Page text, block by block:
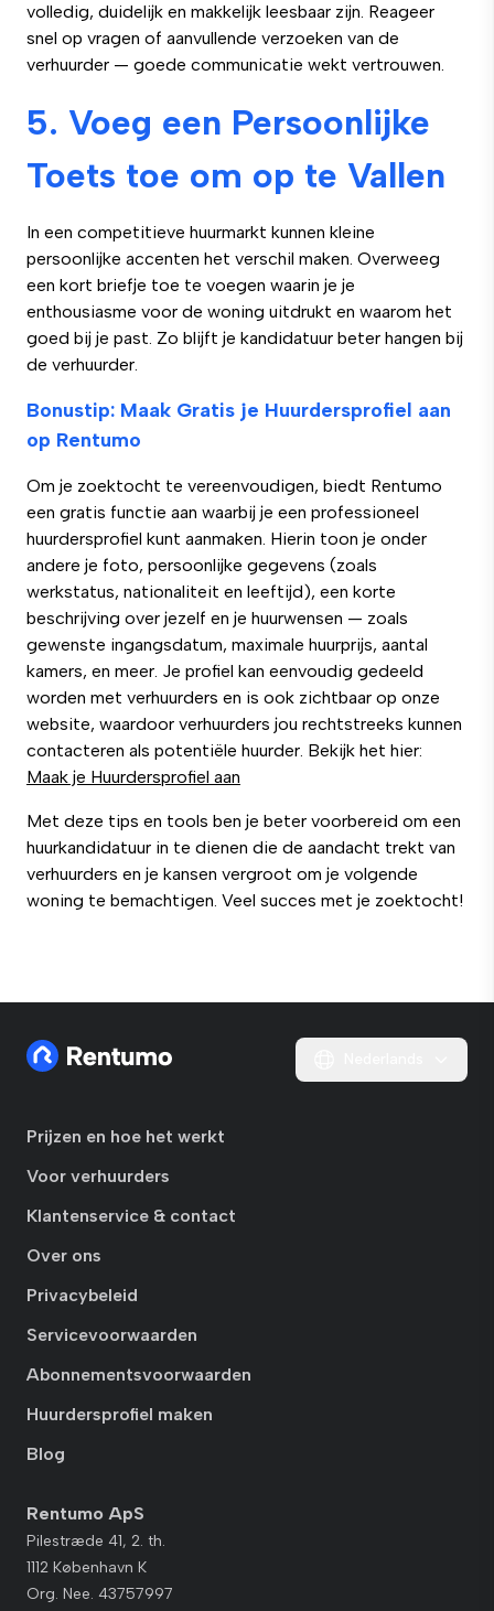
volledig, duidelijk en makkelijk leesbaar zijn. Reageer
snel op vragen of aanvullende verzoeken van de
verhuurder — goede communicatie wekt vertrouwen.
5. Voeg een Persoonlijke
Toets toe om op te Vallen
In een competitieve huurmarkt kunnen kleine
persoonlijke accenten het verschil maken. Overweeg
een kort briefje toe te voegen waarin je je
enthousiasme voor de woning uitdrukt en waarom het
goed bij je past. Zo blijft je kandidatuur beter hangen bij
de verhuurder.
Bonustip: Maak Gratis je Huurdersprofiel aan
op Rentumo
Om je zoektocht te vereenvoudigen, biedt Rentumo
een gratis functie aan waarbij je een professioneel
huurdersprofiel kunt aanmaken. Hierin toon je onder
andere je foto, persoonlijke gegevens (zoals
werkstatus, nationaliteit en leeftijd), een korte
beschrijving over jezelf en je huurwensen — zoals
gewenste ingangsdatum, maximale huurprijs, aantal
kamers, en meer. Je profiel kan eenvoudig gedeeld
worden met verhuurders en is ook zichtbaar op onze
website, waardoor verhuurders jou rechtstreeks kunnen
contacteren als potentiële huurder. Bekijk het hier:
Maak je Huurdersprofiel aan
Met deze tips en tools ben je beter voorbereid om een
huurkandidatuur in te dienen die de aandacht trekt van
verhuurders en je kansen vergroot om je volgende
woning te bemachtigen. Veel succes met je zoektocht!
Prijzen en hoe het werkt
Voor verhuurders
Klantenservice & contact
Over ons
Privacybeleid
Servicevoorwaarden
Abonnementsvoorwaarden
Huurdersprofiel maken
Blog
Rentumo ApS
Pilestræde 41, 2. th.
1112 København K
Org. Nee. 43757997